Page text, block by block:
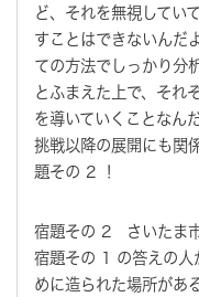
ど、それを無視してい
すことはできないんだ
ての方法でしっかり分
とふまえた上で、それ
を導いていくことなん
挑戦以降の展開にも関
題その 2 ！
宿題その 2 さいたま
宿題その 1 の答えの人
めに造られた場所があ